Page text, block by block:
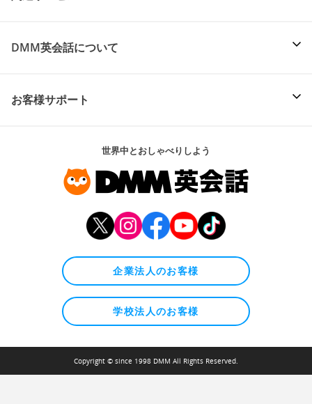
DMM英会話について
お客様サポート
世界中とおしゃべりしよう
企業法人のお客様
学校法人のお客様
Copyright © since 1998 DMM All Rights Reserved.